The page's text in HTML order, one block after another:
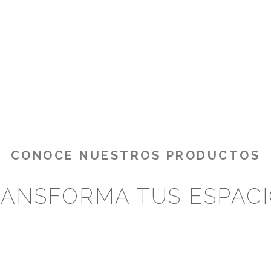
CONOCE NUESTROS PRODUCTOS
TUS